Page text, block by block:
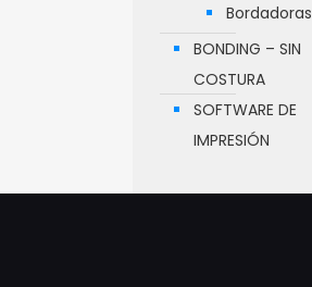
Bordadoras
BONDING – SIN
COSTURA
SOFTWARE DE
IMPRESIÓN